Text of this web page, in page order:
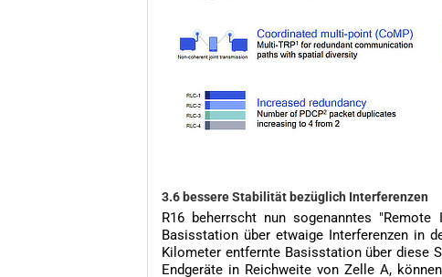
3.6 bessere Stabilität bezüglich Interferenzen
R16 beherrscht nun sogenanntes
Basisstation über etwaige Interferenzen in
Kilometer entfernte Basisstation über diese
Endgeräte in Reichweite von Zelle A,